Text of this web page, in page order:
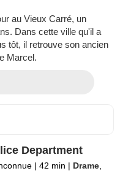
au Vieux Carré, un
Dans cette ville qu'il a
tôt, il retrouve son ancien
Marcel.
Department
| 42 min | Drame